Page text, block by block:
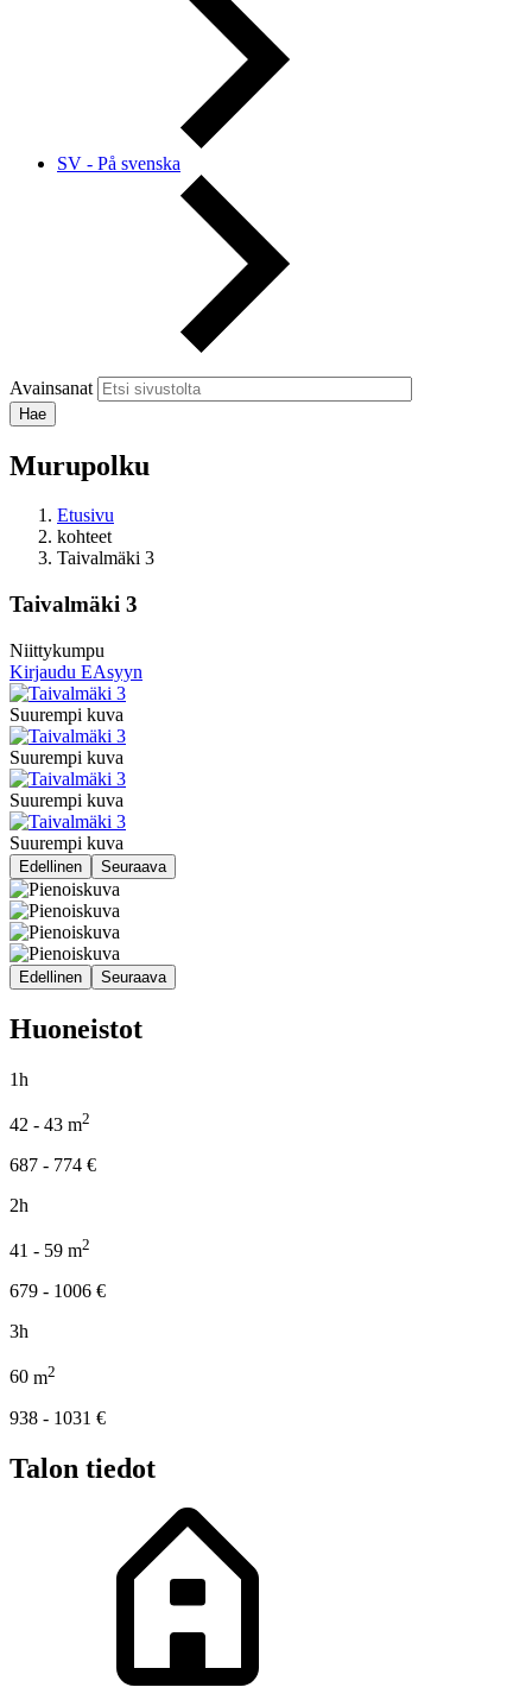
SV - På svenska
Avainsanat
Murupolku
Etusivu
kohteet
Taivalmäki 3
Taivalmäki 3
Niittykumpu
Kirjaudu EAsyyn
Suurempi kuva
Suurempi kuva
Suurempi kuva
Suurempi kuva
Edellinen Seuraava
Edellinen Seuraava
Huoneistot
1h
42 - 43 m2
687 - 774 €
2h
41 - 59 m2
679 - 1006 €
3h
60 m2
938 - 1031 €
Talon tiedot